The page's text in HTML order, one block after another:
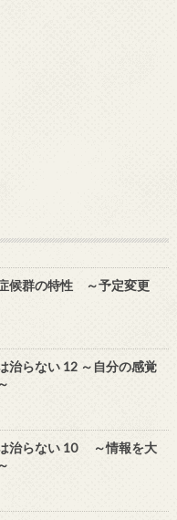
候群の特性 ～予定変更
治らない 12 ～自分の感覚
治らない 10 ～情報を大